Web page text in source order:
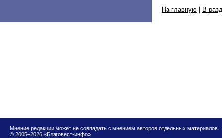
На главную В
Мнение редакции может не совпадать с мнением авторов отдельных материалов.
© 2005–2026 «Благовест-инфо»